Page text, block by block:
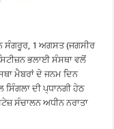
ਸੰਗਰੂਰ, 1 ਅਗਸਤ (ਜਗਸੀਰ
ਭਲਾਈ ਸੰਸਥਾ ਵਲੋਂ
ਮੈਬਰਾਂ ਦੇ ਜਨਮ ਦਿਨ
ਸਿੰਗਲਾ ਦੀ ਪ੍ਧਾਨਗੀ ਹੇਠ
ਸੰਚਾਲਨ ਅਧੀਨ ਨਰਾਤਾ